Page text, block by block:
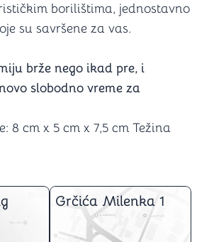
borilištima, jednostavno
su savršene za vas.
brže nego ikad pre, i
slobodno vreme za
8 cm x 5 cm x 7,5 cm Težina
Grčića Milenka 1